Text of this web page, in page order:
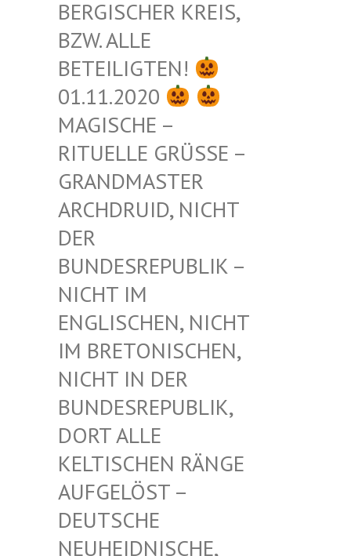
ERGISCHER KREIS, B
ZW. ALLE B
ETEILIGTEN!
01.11.2020
MAGISCHE –
RITUELLE GRÜSSE – G
RANDMASTER A
RCHDRUID, NICHT D
ER B
UNDESREPUBLIK – N
ICHT IM E
NGLISCHEN, NICHT I
M BRETONISCHEN, N
ICHT IN DER B
UNDESREPUBLIK, D
ORT ALLE K
ELTISCHEN RÄNGE A
UFGELÖST – D
EUTSCHE N
EUHEIDNISCHE, A